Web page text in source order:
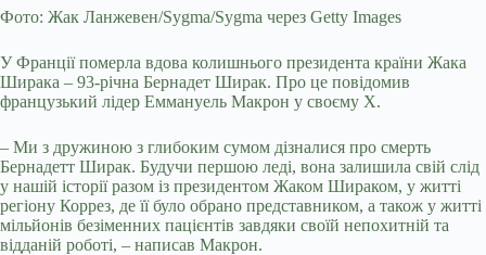
Фото: Жак Ланжевен/Sygma/Sygma через Getty Images
У Франції померла вдова колишнього президента країни Жака
Ширака – 93-річна Бернадет Ширак. Про це повідомив
французький лідер Еммануель Макрон у своєму Х.
– Ми з дружиною з глибоким сумом дізналися про смерть
Бернадетт Ширак. Будучи першою леді, вона залишила свій слід
у нашій історії разом із президентом Жаком Шираком, у житті
регіону Коррез, де її було обрано представником, а також у житті
мільйонів безіменних пацієнтів завдяки своїй непохитній та
відданій роботі, – написав Макрон.